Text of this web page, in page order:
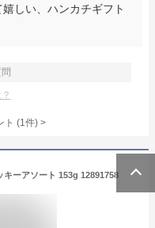
しい、ハンカチギフト
ト (1件) >
ーアソート 153g 12891758